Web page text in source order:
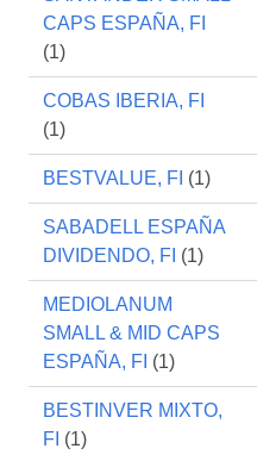
CAPS ESPAÑA, FI
(1)
COBAS IBERIA, FI
(1)
BESTVALUE, FI (1)
SABADELL ESPAÑA
DIVIDENDO, FI (1)
MEDIOLANUM
SMALL & MID CAPS
ESPAÑA, FI (1)
BESTINVER MIXTO,
FI (1)